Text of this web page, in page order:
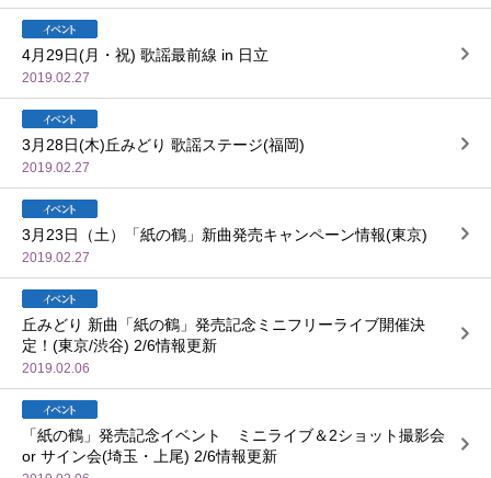
4月29日(月・祝) 歌謡最前線 in 日立
2019.02.27
3月28日(木)丘みどり 歌謡ステージ(福岡)
2019.02.27
3月23日（土）「紙の鶴」新曲発売キャンペーン情報(東京)
2019.02.27
丘みどり 新曲「紙の鶴」発売記念ミニフリーライブ開催決
定！(東京/渋谷) 2/6情報更新
2019.02.06
「紙の鶴」発売記念イベント ミニライブ＆2ショット撮影会
or サイン会(埼玉・上尾) 2/6情報更新